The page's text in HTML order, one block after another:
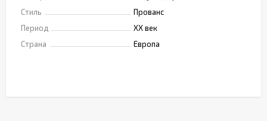
Стиль
Прованс
Период
XX век
Страна
Европа